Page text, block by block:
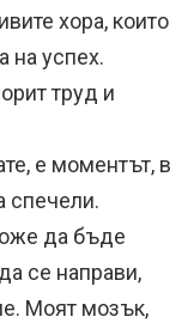
хора, които
на успех.
труд и
е моментът, в
спечели.
да бъде
се направи,
Моят мозък,